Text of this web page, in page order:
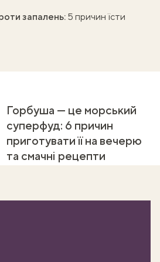
запалень: 5 причин їсти
Горбуша — це морський
суперфуд: 6 причин
приготувати її на вечерю
та смачні рецепти